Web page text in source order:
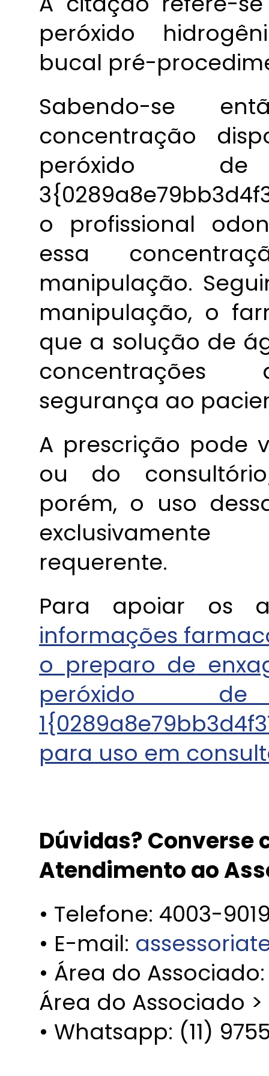
peróxido
bucal pré-
Sabendo-se
concentração
peróxido
o profissional
essa
manipulação.
manipulação, o
que a solução de
concentrações
segurança ao
A prescrição pode
ou do
porém, o uso
requerente.
Para apoiar os
informações
o preparo de
peróxido
para uso em
Dúvidas? Converse
Atendimento ao
• Telefone: 4003-
• E-mail:
• Área do
Área do Associado
• Whatsapp: (11)